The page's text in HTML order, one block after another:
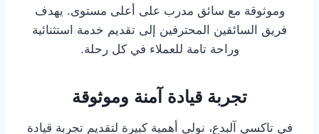
وموثوقة مع سائق مدرب على أعلى مستوى. يهدف
فريق السائقين المحترفين إلى تقديم خدمة استثنائية
وراحة تامة للعملاء في كل رحلة.
تجربة قيادة آمنة وموثوقة
في تاكسي آلبدع، نولي أهمية كبيرة لتقديم تجربة قيادة